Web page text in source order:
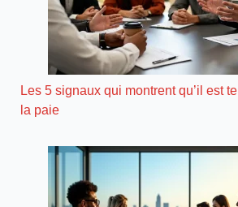
Les 5 signaux qui montrent qu’il est
la paie